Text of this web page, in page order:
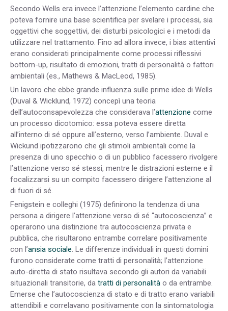
Secondo Wells era invece l’attenzione l’elemento cardine che
poteva fornire una base scientifica per svelare i processi, sia
oggettivi che soggettivi, dei disturbi psicologici e i metodi da
utilizzare nel trattamento. Fino ad allora invece, i bias attentivi
erano considerati principalmente come processi riflessivi
bottom-up, risultato di emozioni, tratti di personalità o fattori
ambientali (es., Mathews & MacLeod, 1985).
Un lavoro che ebbe grande influenza sulle prime idee di Wells
(Duval & Wicklund, 1972) concepì una teoria
dell’autoconsapevolezza che considerava l’attenzione come
un processo dicotomico: essa poteva essere diretta
all’interno di sé oppure all’esterno, verso l’ambiente. Duval e
Wickund ipotizzarono che gli stimoli ambientali come la
presenza di uno specchio o di un pubblico facessero rivolgere
l’attenzione verso sé stessi, mentre le distrazioni esterne e il
focalizzarsi su un compito facessero dirigere l’attenzione al
di fuori di sé.
Fenigstein e colleghi (1975) definirono la tendenza di una
persona a dirigere l’attenzione verso di sé “autocoscienza” e
operarono una distinzione tra autocoscienza privata e
pubblica, che risultarono entrambe correlare positivamente
con l’ansia sociale. Le differenze individuali in questi domini
furono considerate come tratti di personalità; l’attenzione
auto-diretta di stato risultava secondo gli autori da variabili
situazionali transitorie, da tratti di personalità o da entrambe.
Emerse che l’autocoscienza di stato e di tratto erano variabili
attendibili e correlavano positivamente con la sintomatologia